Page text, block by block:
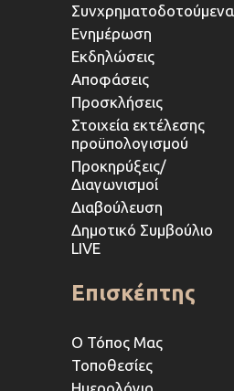
Συνχρηματοδοτούμενα
Ενημέρωση
Εκδηλώσεις
Αποφάσεις
Προσκλήσεις
Στοιχεία εκτέλεσης
προϋπολογισμού
Προκηρύξεις/
Διαγωνισμοί
Διαβούλευση
Δημοτικό Συμβούλιο
LIVE
Επισκέπτης
Ο Τόπος Μας
Τοποθεσίες
Ημερολόγιο